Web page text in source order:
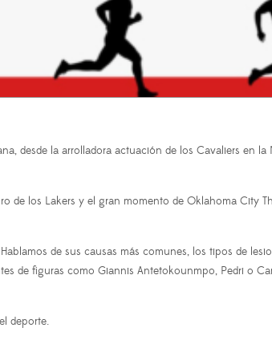
desde la arrolladora actuación de los Cavaliers en
de los Lakers y el gran momento de Oklahoma City
de sus causas más comunes, los tipos de
de figuras como Giannis Antetokounmpo, Pedri o
deporte.